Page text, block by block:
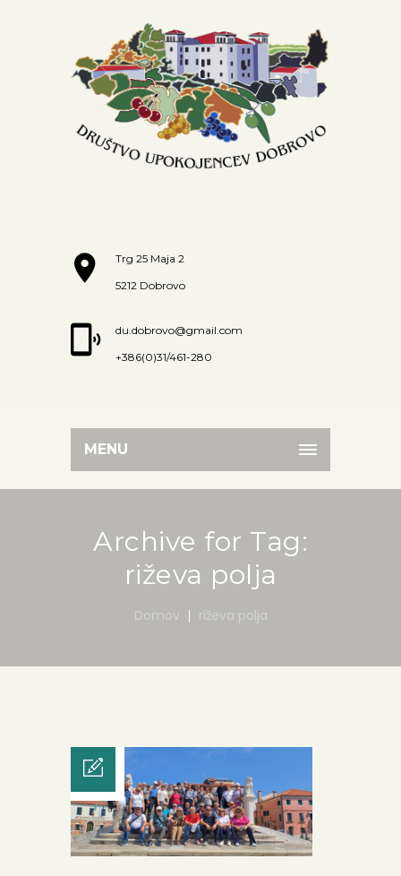
Trg 25 Maja 2
5212 Dobrovo
du.dobrovo@gmail.com
+386(0)31/461-280
MENU
Archive for Tag:
riževa polja
Domov riževa polja